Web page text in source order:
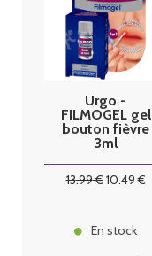
Urgo -
FILMOGEL gel
bouton fièvre
3ml
13.99€10.49€
En stock